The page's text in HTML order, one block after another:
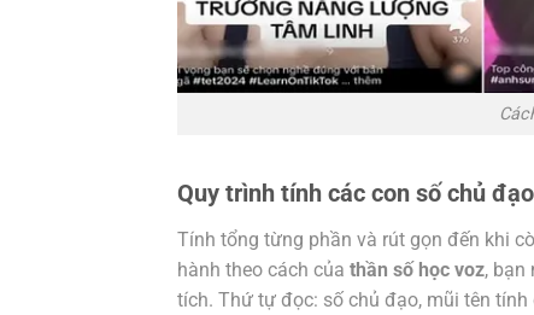
Quy trình tính các con số chủ đạo
Tính tổng từng phần và rút gọn đến khi
hành theo cách của thần số học voz, bạn
tích. Thứ tự đọc: số chủ đạo, mũi tên